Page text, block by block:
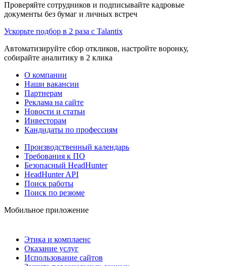
Проверяйте сотрудников и подписывайте кадровые
документы без бумаг и личных встреч
Ускорьте подбор в 2 раза с Talantix
Автоматизируйте сбор откликов, настройте воронку,
собирайте аналитику в 2 клика
О компании
Наши вакансии
Партнерам
Реклама на сайте
Новости и статьи
Инвесторам
Кандидаты по профессиям
Производственный календарь
Требования к ПО
Безопасный HeadHunter
HeadHunter API
Поиск работы
Поиск по резюме
Мобильное приложение
Этика и комплаенс
Оказание услуг
Использование сайтов